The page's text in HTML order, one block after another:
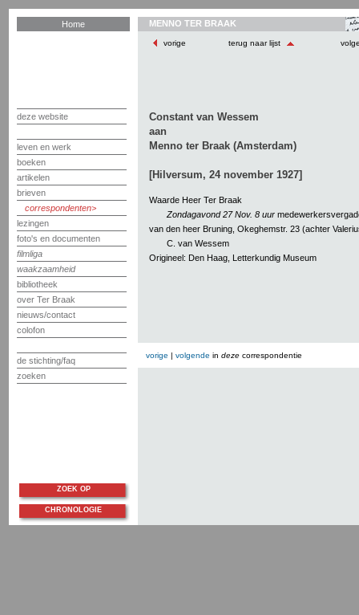
Home
deze website
leven en werk
boeken
artikelen
brieven
correspondenten
lezingen
foto's en documenten
filmliga
waakzaamheid
bibliotheek
over Ter Braak
nieuws/contact
colofon
de stichting/faq
zoeken
MENNO TER BRAAK
vorige terug naar lijst
Constant van Wessem
aan
Menno ter Braak (Amsterdam)
[Hilversum, 24 november 1927]
Waarde Heer Ter Braak
Zondagavond 27 Nov. 8 uur
van den heer Bruning, Okeghemstr. 23 (achter
C. van Wessem
Origineel: Den Haag, Letterkundig Museum
vorige | volgende in deze correspondentie
ZOEK OP
CHRONOLOGIE